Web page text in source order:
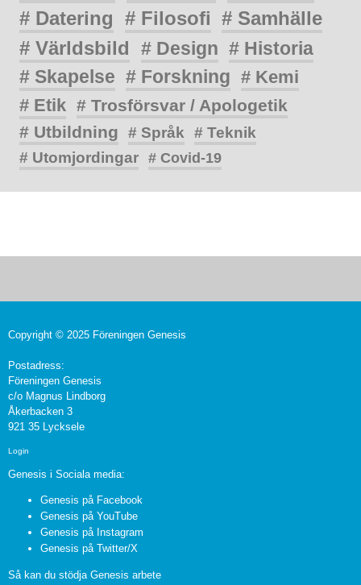
# Datering # Filosofi # Samhälle
# Världsbild
# Design # Historia
# Skapelse # Forskning # Kemi
# Etik # Trosförsvar / Apologetik
# Utbildning
# Språk # Teknik
# Utomjordingar # Covid-19
Copyright © 2025 Föreningen Genesis
Postadress:
Föreningen Genesis
c/o Magnus Lindborg
Åkerbacken 3
921 35 Lycksele
Login
Genesis i Sociala media:
Genesis på Facebook
Genesis på YouTube
Genesis på Instagram
Genesis på Twitter/X
Så kan du stödja Genesis arbete